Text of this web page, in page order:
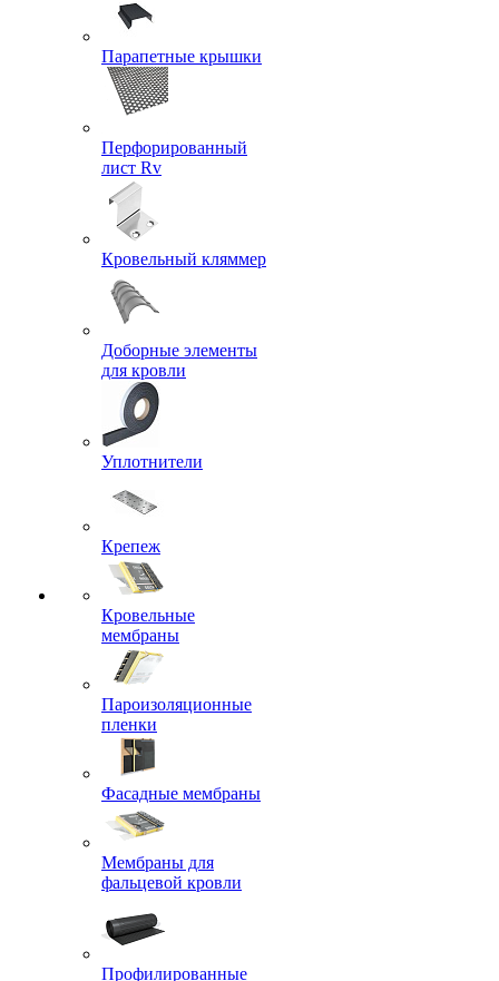
Парапетные крышки
Перфорированный
лист Rv
Кровельный кляммер
Доборные элементы
для кровли
Уплотнители
Крепеж
Кровельные
мембраны
Пароизоляционные
пленки
Фасадные мембраны
Мембраны для
фальцевой кровли
Профилированные